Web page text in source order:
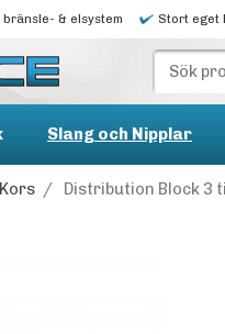
& elsystem Stort eget
Slang och Nipplar
/ Distribution Block 3